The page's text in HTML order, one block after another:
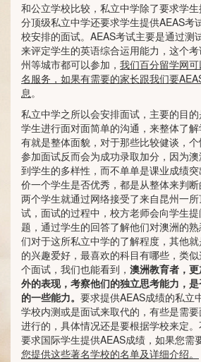
和公立学校比较，私立中学除了要求学
分顶级私立中学还要求学生提供AEAS考
校安排的面试。AEAS考试主要是通过测
来评定学生的英语综合运用能力，这个
州等城市都可以参加， 我们百分留学网
名服务，如果有需要的家长跟我们要
息。
私立中学之所以会安排面试，主要的目
学生进行面对面简单的沟通，来整体了
有就是整体面貌，对于那些比较健谈，个
参加面试反而会为成功录取加分，因为
到学生的多样性，而不单单是课业成绩
价一个学生是否优秀，都是从整体来判
两个学生就通过网络接受了来自昆州一
试，面试的过程中，校方老师会向学生
题，通过学生的回答了解他们对澳洲的
们对于这所私立中学的了解程度，其他
的兴趣爱好，最喜欢的科目有哪些，类
个面试，我们也能看到， 澳洲教育者，
外的表现，考察他们的独立思考能力，
的一些能力。 要求提供AEAS成绩的私立
学校内测或是面试来取代的，有些是需
进行的，具体情况还是要根据学校来定
要求国际学生提供AEAS成绩，如果您需
您提供这些著名学校的名单及详细介绍。